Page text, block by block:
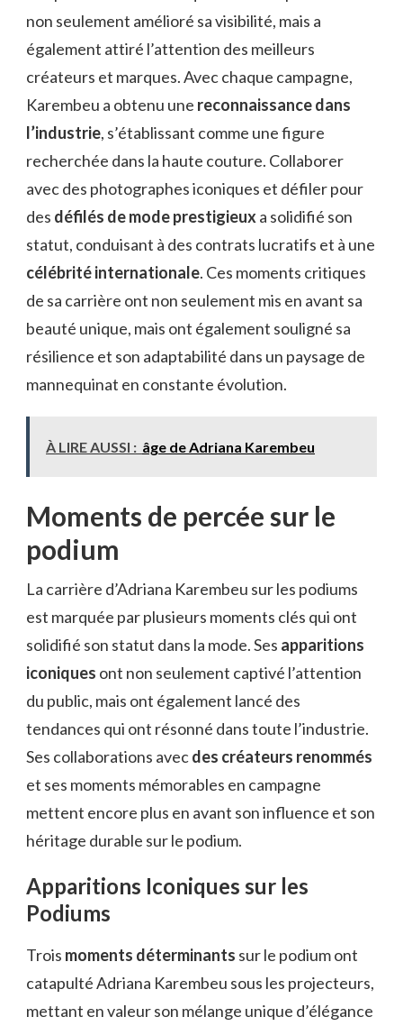
non seulement amélioré sa visibilité, mais a
également attiré l’attention des meilleurs
créateurs et marques. Avec chaque campagne,
Karembeu a obtenu une reconnaissance dans
l’industrie, s’établissant comme une figure
recherchée dans la haute couture. Collaborer
avec des photographes iconiques et défiler pour
des défilés de mode prestigieux a solidifié son
statut, conduisant à des contrats lucratifs et à une
célébrité internationale. Ces moments critiques
de sa carrière ont non seulement mis en avant sa
beauté unique, mais ont également souligné sa
résilience et son adaptabilité dans un paysage de
mannequinat en constante évolution.
À LIRE AUSSI : âge de Adriana Karembeu
Moments de percée sur le
podium
La carrière d’Adriana Karembeu sur les podiums
est marquée par plusieurs moments clés qui ont
solidifié son statut dans la mode. Ses apparitions
iconiques ont non seulement captivé l’attention
du public, mais ont également lancé des
tendances qui ont résonné dans toute l’industrie.
Ses collaborations avecdes créateurs renommés
et ses moments mémorables en campagne
mettent encore plus en avant son influence et son
héritage durable sur le podium.
Apparitions Iconiques sur les
Podiums
Trois moments déterminants sur le podium ont
catapulté Adriana Karembeu sous les projecteurs,
mettant en valeur son mélange unique d’élégance